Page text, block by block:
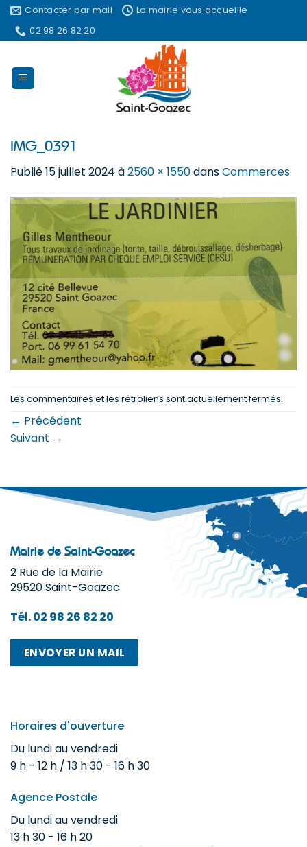
Passer
contenu
Contacter par mail
La mairie vous accueille
02 98 26 82 20
IMG_0391
Publié15 juillet 2024 à2560 × 1550dansCommerces
Les commentaires et les rétroliens sont actuellement fermés.
← Précédent
Suivant →
Mairie de Saint-Goazec
2 Rue de la Mairie
29520 Saint-Goazec
Tél. 02 98 26 82 20
ENVOYER UN MAIL
Horaires d'ouverture
Du lundi au vendredi
9 h - 12 h / 13 h 30 - 16 h 30
Agence Postale
Du lundi au vendredi
13 h 30 - 16 h 20